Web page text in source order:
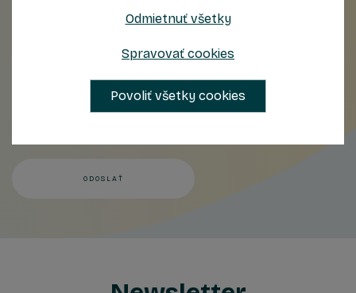
ODOSLAŤ
Odmietnuť všetky
Spravovať cookies
Povoliť všetky cookies